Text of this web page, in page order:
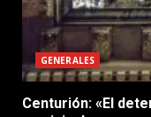
GENERALES
Centurión: «El